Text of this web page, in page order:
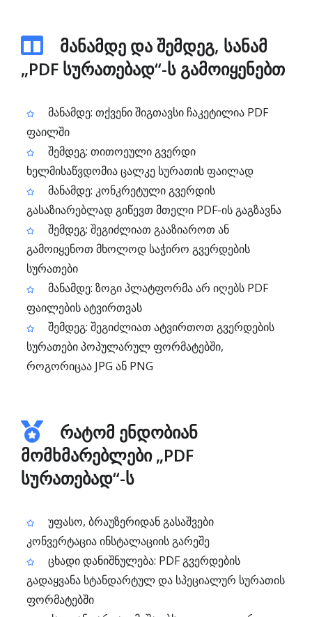
მანამდე და შემდეგ, სანამ
„PDF სურათებად“-ს გამოიყენებთ
მანამდე: თქვენი შიგთავსი ჩაკეტილია PDF
ფაილში
შემდეგ: თითოეული გვერდი
ხელმისაწვდომია ცალკე სურათის ფაილად
მანამდე: კონკრეტული გვერდის
გასაზიარებლად გიწევთ მთელი PDF-ის გაგზავნა
შემდეგ: შეგიძლიათ გააზიაროთ ან
გამოიყენოთ მხოლოდ საჭირო გვერდების
სურათები
მანამდე: ზოგი პლატფორმა არ იღებს PDF
ფაილების ატვირთვას
შემდეგ: შეგიძლიათ ატვირთოთ გვერდების
სურათები პოპულარულ ფორმატებში,
როგორიცაა JPG ან PNG
რატომ ენდობიან
მომხმარებლები „PDF
სურათებად“-ს
უფასო, ბრაუზერიდან გასაშვები
კონვერტაცია ინსტალაციის გარეშე
ცხადი დანიშნულება: PDF გვერდების
გადაყვანა სტანდარტულ და სპეციალურ სურათის
ფორმატებში